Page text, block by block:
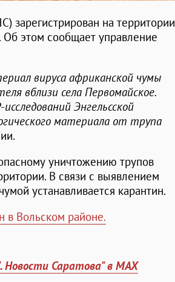
зарегистрирован на территории
Об этом сообщает управление
вируса африканской чумы
вблизи села Первомайское.
Энгельсской
материала от трупа
уничтожению трупов
В связи с выявлением
устанавливается карантин.
в Вольском районе.
Новости Саратова" в MAX